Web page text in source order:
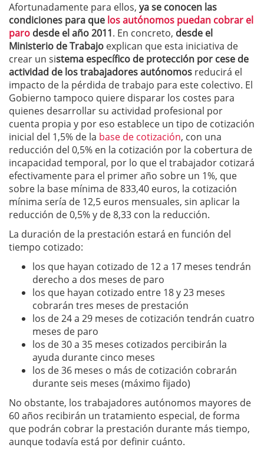
Afortunadamente para ellos, ya se conocen las
condiciones para que los autónomos puedan cobrar el
paro desde el año 2011. En concreto, desde el
Ministerio de Trabajo explican que esta iniciativa de
crear un sistema específico de protección por cese de
actividad de los trabajadores autónomos reducirá el
impacto de la pérdida de trabajo para este colectivo. El
Gobierno tampoco quiere disparar los costes para
quienes desarrollar su actividad profesional por
cuenta propia y por eso establece un tipo de cotización
inicial del 1,5% de la base de cotización, con una
reducción del 0,5% en la cotización por la cobertura de
incapacidad temporal, por lo que el trabajador cotizará
efectivamente para el primer año sobre un 1%, que
sobre la base mínima de 833,40 euros, la cotización
mínima sería de 12,5 euros mensuales, sin aplicar la
reducción de 0,5% y de 8,33 con la reducción.
La duración de la prestación estará en función del
tiempo cotizado:
los que hayan cotizado de 12 a 17 meses tendrán
derecho a dos meses de paro
los que hayan cotizado entre 18 y 23 meses
cobrarán tres meses de prestación
los de 24 a 29 meses de cotización tendrán cuatro
meses de paro
los de 30 a 35 meses cotizados percibirán la
ayuda durante cinco meses
los de 36 meses o más de cotización cobrarán
durante seis meses (máximo fijado)
No obstante, los trabajadores autónomos mayores de
60 años recibirán un tratamiento especial, de forma
que podrán cobrar la prestación durante más tiempo,
aunque todavía está por definir cuánto.